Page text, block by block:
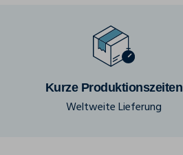
Kurze Produktionszeiten
Weltweite Lieferung